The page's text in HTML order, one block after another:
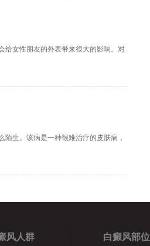
给女性朋友的外表带来很大的影响。对
生。该病是一种很难治疗的皮肤病，
风人群 白癜风部位